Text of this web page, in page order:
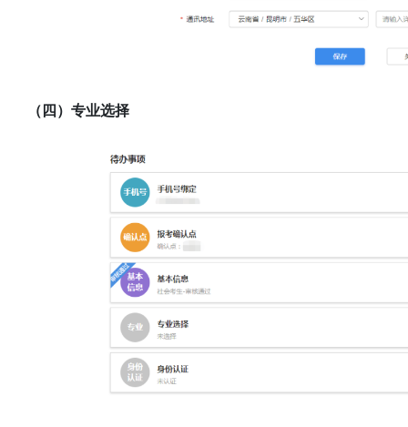
（四）专业选择